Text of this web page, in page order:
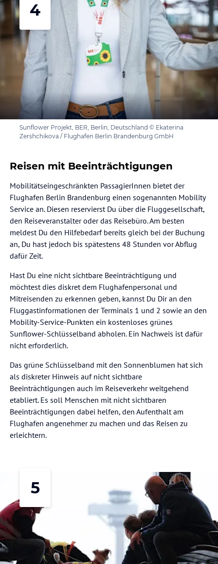
4
Sunflower Projekt, BER, Berlin, Deutschland © Ekaterina
Zershchikova / Flughafen Berlin Brandenburg GmbH
Reisen mit Beeinträchtigungen
Mobilitätseingeschränkten PassagierInnen bietet der
Flughafen Berlin Brandenburg einen sogenannten Mobility
Service an. Diesen reservierst Du über die Fluggesellschaft,
den Reiseveranstalter oder das Reisebüro. Am besten
meldest Du den Hilfebedarf bereits gleich bei der Buchung
an, Du hast jedoch bis spätestens 48 Stunden vor Abflug
dafür Zeit.
Hast Du eine nicht sichtbare Beeinträchtigung und
möchtest dies diskret dem Flughafenpersonal und
Mitreisenden zu erkennen geben, kannst Du Dir an den
Fluggastinformationen der Terminals 1 und 2 sowie an den
Mobility-Service-Punkten ein kostenloses grünes
Sunflower-Schlüsselband abholen. Ein Nachweis ist dafür
nicht erforderlich.
Das grüne Schlüsselband mit den Sonnenblumen hat sich
als diskreter Hinweis auf nicht sichtbare
Beeinträchtigungen auch im Reiseverkehr weitgehend
etabliert. Es soll Menschen mit nicht sichtbaren
Beeinträchtigungen dabei helfen, den Aufenthalt am
Flughafen angenehmer zu machen und das Reisen zu
erleichtern.
5